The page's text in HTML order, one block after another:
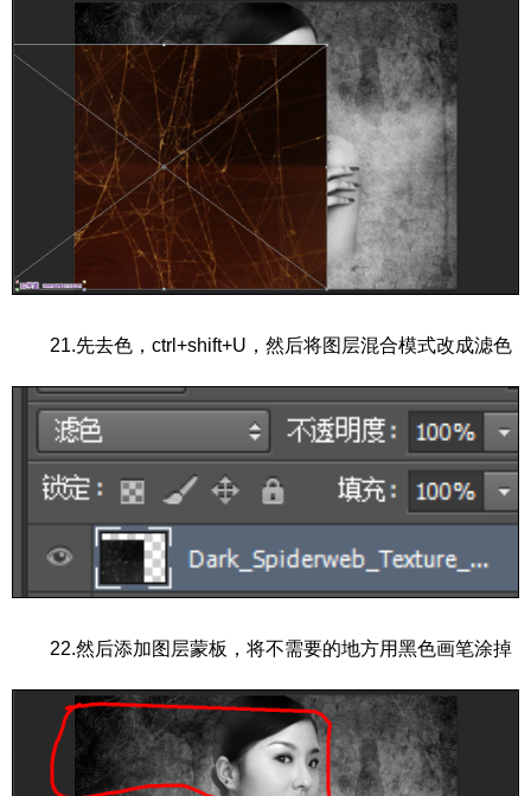
21.先去色，ctrl+shift+U，然后将图层混合模式改成滤色
22.然后添加图层蒙板，将不需要的地方用黑色画笔涂掉